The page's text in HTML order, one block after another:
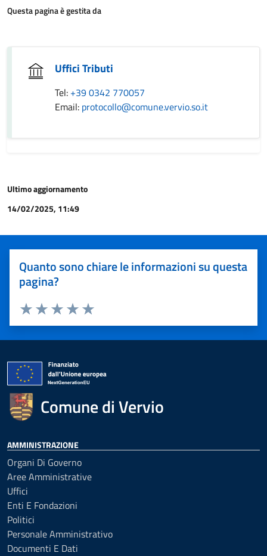
Questa pagina è gestita da
Uffici Tributi
Tel: +39 0342 770057
Email: protocollo@comune.vervio.so.it
Ultimo aggiornamento
14/02/2025, 11:49
Quanto sono chiare le informazioni su questa
pagina?
Valuta 5 stelle su 5
Valuta 4 stelle su 5
Valuta 3 stelle su 5
Valuta 2 stelle su 5
Valuta 1 stelle su 5
Comune di Vervio
AMMINISTRAZIONE
Organi Di Governo
Aree Amministrative
Uffici
Enti E Fondazioni
Politici
Personale Amministrativo
Documenti E Dati